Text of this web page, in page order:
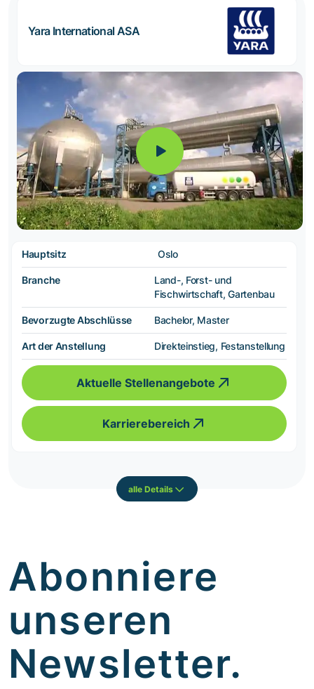
Yara International ASA
Hauptsitz Oslo
Branche
Land-, Forst- und
Fischwirtschaft, Gartenbau
Bevorzugte Abschlüsse Bachelor, Master
Art der Anstellung Direkteinstieg, Festanstellung
Aktuelle Stellenangebote
Karrierebereich
alle Details
Abonniere
unseren
Newsletter.